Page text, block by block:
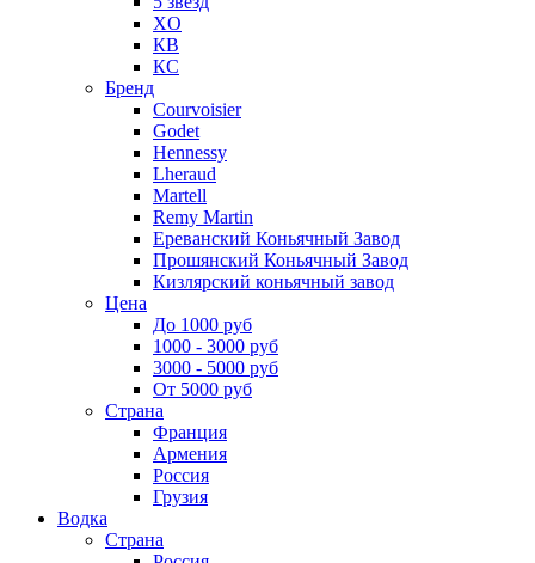
XO
КВ
КС
Бренд
Courvoisier
Godet
Hennessy
Lheraud
Martell
Remy Martin
Ереванский Коньячный Завод
Прошянский Коньячный Завод
Кизлярский коньячный завод
Цена
До 1000 руб
1000 - 3000 руб
3000 - 5000 руб
От 5000 руб
Страна
Франция
Армения
Россия
Грузия
Водка
Страна